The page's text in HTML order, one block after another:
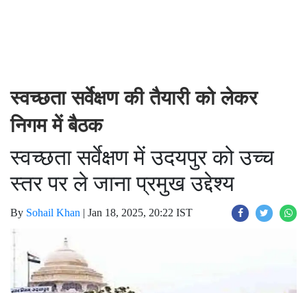
स्वच्छता सर्वेक्षण की तैयारी को लेकर
निगम में बैठक
स्वच्छता सर्वेक्षण में उदयपुर को उच्च
स्तर पर ले जाना प्रमुख उद्देश्य
By Sohail Khan | Jan 18, 2025, 20:22 IST